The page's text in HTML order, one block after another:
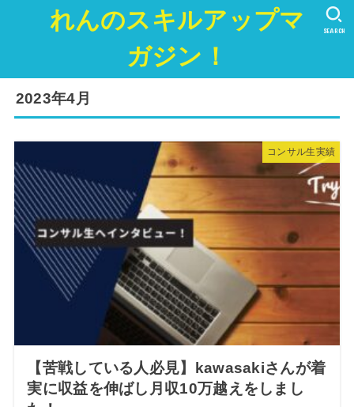
れんのスキルアップマ
ガジン！
SEARCH
2023年4月
コンサル生実績
【苦戦している人必見】kawasakiさんが着
実に収益を伸ばし月収10万越えをしまし